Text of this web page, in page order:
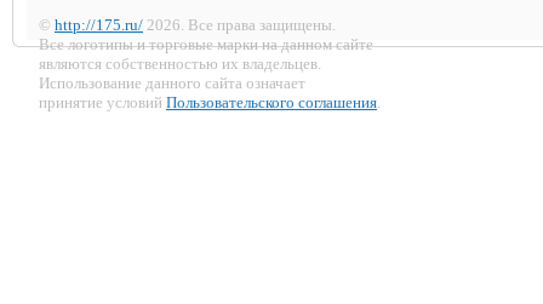
© http://175.ru/ 2026. Все права защищены.
Все логотипы и торговые марки на данном сайте
являются собственностью их владельцев.
Использование данного сайта означает
принятие условий Пользовательского соглашения.